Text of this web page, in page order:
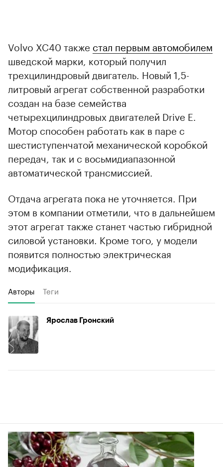
Volvo XC40 также стал первым автомобилем
шведской марки, который получил
трехцилиндровый двигатель. Новый 1,5-
литровый агрегат собственной разработки
создан на базе семейства
четырехцилиндровых двигателей Drive E.
Мотор способен работать как в паре с
шестиступенчатой механической коробкой
передач, так и с восьмидиапазонной
автоматической трансмиссией.
Отдача агрегата пока не уточняется. При
этом в компании отметили, что в дальнейшем
этот агрегат также станет частью гибридной
силовой установки. Кроме того, у модели
появится полностью электрическая
модификация.
Авторы Теги
Ярослав Гронский